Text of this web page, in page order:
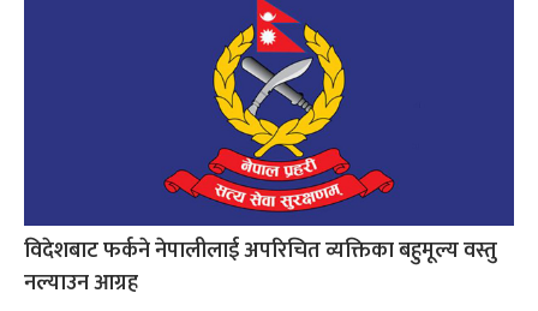
विदेशबाट फर्कने नेपालीलाई अपरिचित व्यक्तिका बहुमूल्य वस्तु
नल्याउन आग्रह